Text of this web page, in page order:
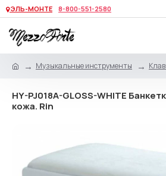
ЭЛЬ-МОНТЕ 8-800-551-2580
Музыкальные инструменты
HY-PJ018A-GLOSS-WHITE
кожа. Rin